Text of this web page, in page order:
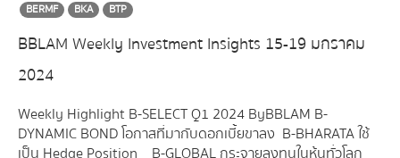
BERMF
BKA BTP
BBLAM Weekly Investment Insights 15-19 มกราคม
2024
Weekly Highlight B-SELECT Q1 2024 By BBLAM B-
DYNAMIC BOND โอกาสที่มากับดอกเบี้ยขาลง B-BHARATA ใช้